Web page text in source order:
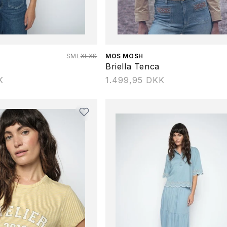
SM LXLXS Forhandler:
MOS MOSH
Briella Tenca
Normalpris
1.499,95 DKK